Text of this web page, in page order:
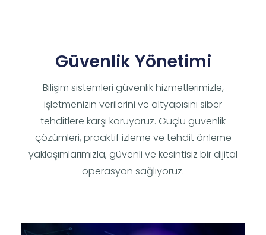
Güvenlik Yönetimi
Bilişim sistemleri güvenlik hizmetlerimizle,
işletmenizin verilerini ve altyapısını siber
tehditlere karşı koruyoruz. Güçlü güvenlik
çözümleri, proaktif izleme ve tehdit önleme
yaklaşımlarımızla, güvenli ve kesintisiz bir dijital
operasyon sağlıyoruz.